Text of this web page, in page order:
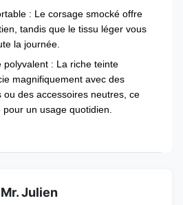
: Le corsage smocké offre
tandis que le tissu léger vous
la journée.
polyvalent : La riche teinte
magnifiquement avec des
ou des accessoires neutres, ce
un usage quotidien.
Mr. Julien